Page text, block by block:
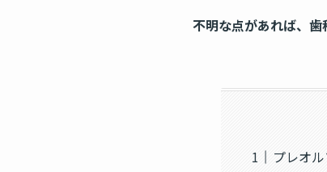
不明な点があれば、
プレオ